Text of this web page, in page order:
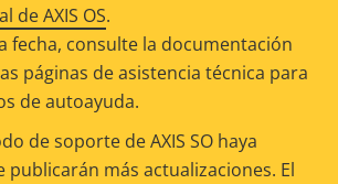
de AXIS OS.
fecha, consulte la documentación
páginas de asistencia técnica para
de autoayuda.
de soporte de AXIS SO haya
publicarán más actualizaciones. El